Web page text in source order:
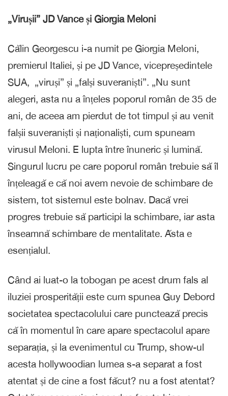
„Virușii” JD Vance și Giorgia Meloni
Călin Georgescu i-a numit pe Giorgia Meloni,
premierul Italiei, și pe JD Vance, vicepreședintele
SUA, „viruși” și „falși suveraniști”. „Nu sunt
alegeri, asta nu a înțeles poporul român de 35 de
ani, de aceea am pierdut de tot timpul și au venit
falșii suveraniști și naționaliști, cum spuneam
virusul Meloni. E lupta între înuneric și lumină.
Singurul lucru pe care poporul român trebuie să îl
înțeleagă e că noi avem nevoie de schimbare de
sistem, tot sistemul este bolnav. Dacă vrei
progres trebuie să participi la schimbare, iar asta
înseamnă schimbare de mentalitate. Ăsta e
esențialul.
Când ai luat-o la tobogan pe acest drum fals al
iluziei prosperității este cum spunea Guy Debord
societatea spectacolului care punctează precis
că în momentul în care apare spectacolul apare
separația, și la evenimentul cu Trump, show-ul
acesta hollywoodian lumea s-a separat a fost
atentat și de cine a fost făcut? nu a fost atentat?